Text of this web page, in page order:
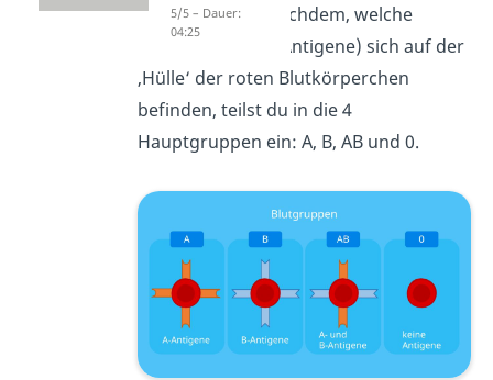
AB0-System. Je nachdem, welche
Eiweißeinheiten (Antigene) sich auf der
‚Hülle‘ der roten Blutkörperchen
befinden, teilst du in die 4
Hauptgruppen ein: A, B, AB und 0.
5/5 – Dauer:
04:25